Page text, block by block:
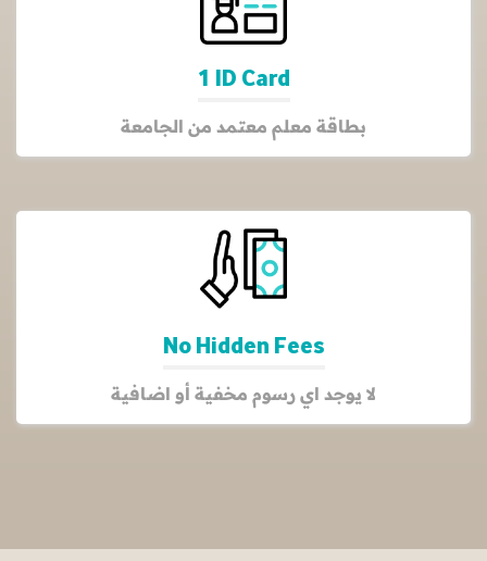
1 ID Card
بطاقة معلم معتمد من الجامعة
No Hidden Fees
لا يوجد اي رسوم مخفية أو اضافية